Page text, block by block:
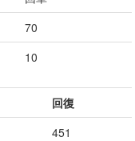
70
10
回復
451